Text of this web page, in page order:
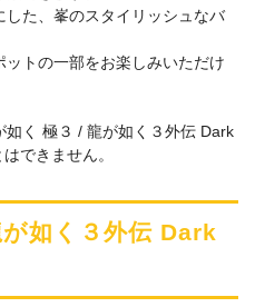
した、峯のスタイリッシュなバ
ットの一部をお楽しみいただけ
く 極３ / 龍が如く３外伝 Dark
できません。
如く３外伝 Dark